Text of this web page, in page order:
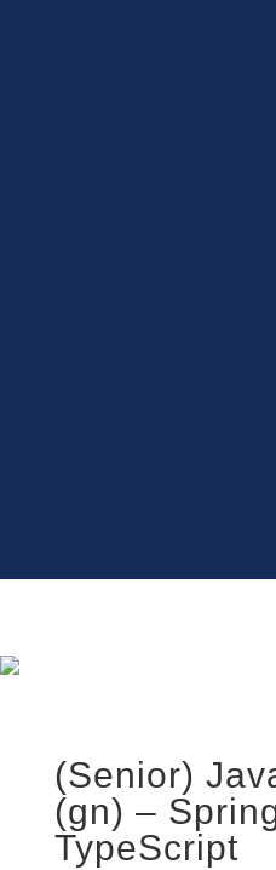
(Senior)
(gn) –
TypeScript